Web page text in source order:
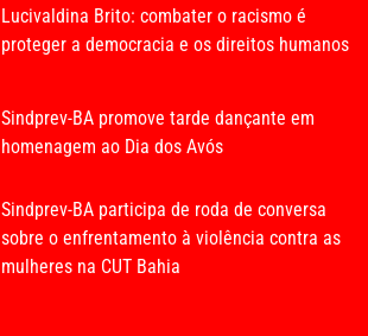
Lucivaldina Brito: combater o racismo é
proteger a democracia e os direitos humanos
Sindprev-BA promove tarde dançante em
homenagem ao Dia dos Avós
Sindprev-BA participa de roda de conversa
sobre o enfrentamento à violência contra as
mulheres na CUT Bahia